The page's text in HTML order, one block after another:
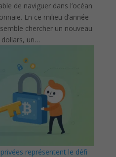
de naviguer dans l’océan
En ce milieu d’année
chercher un nouveau
un…
représentent le défi